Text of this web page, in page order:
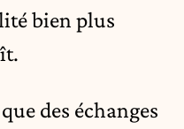
bien plus
des échanges